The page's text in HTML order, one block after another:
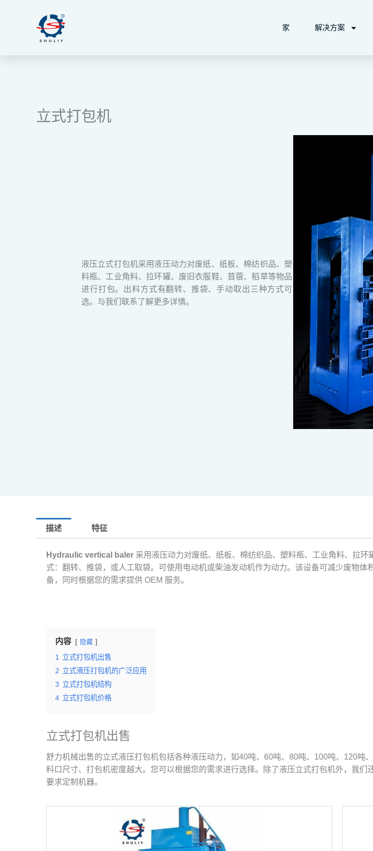
家 解决方案
立式打包机
液压立式打包机采用液压动力对废纸、纸板、棉纺织品、塑
料瓶、工业角料、拉环罐、废旧衣服鞋、苜蓿、稻草等物品
进行打包。出料方式有翻转、推袋、手动取出三种方式可
选。与我们联系了解更多详情。
描述 特征
Hydraulic vertical baler 采用液压动力对废纸、纸板、棉纺织品、塑料瓶、工业角料、拉
式：翻转、推袋，或人工取袋。可使用电动机或柴油发动机作为动力。该设备可减少废物
备，同时根据您的需求提供 OEM 服务。
内容 隐藏
1
立式打包机出售
2 立式液压打包机的广泛应用
3 立式打包机结构
4 立式打包机价格
立式打包机出售
舒力机械出售的立式液压打包机包括各种液压动力，如40吨、60吨、80吨、100吨、120吨
料口尺寸、打包机密度越大。您可以根据您的需求进行选择。除了液压立式打包机外，我
要求定制机器。